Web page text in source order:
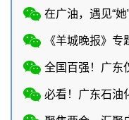
在广油，遇见“她